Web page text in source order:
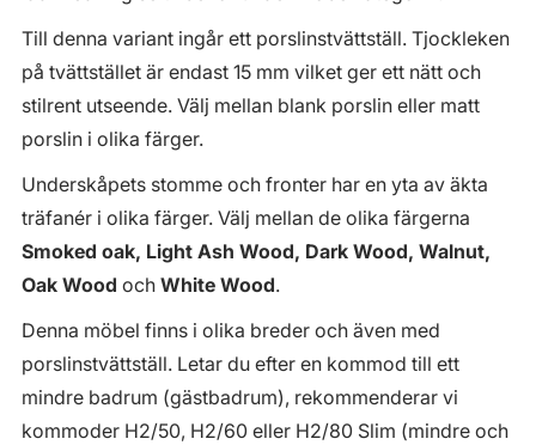
Till denna variant ingår ett porslinstvättställ. Tjockleken
på tvättstället är endast 15 mm vilket ger ett nätt och
stilrent utseende. Välj mellan blank porslin eller matt
porslin i olika färger.
Underskåpets stomme och fronter har en yta av äkta
träfanér i olika färger. Välj mellan de olika färgerna
Smoked oak, Light Ash Wood, Dark Wood, Walnut,
Oak Wood och White Wood.
Denna möbel finns i olika breder och även med
porslinstvättställ. Letar du efter en kommod till ett
mindre badrum (gästbadrum), rekommenderar vi
kommoder H2/50, H2/60 eller H2/80 Slim (mindre och